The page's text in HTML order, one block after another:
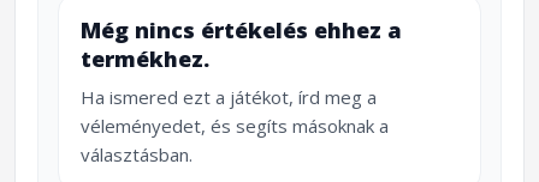
Még nincs értékelés ehhez a
termékhez.
Ha ismered ezt a játékot, írd meg a
véleményedet, és segíts másoknak a
választásban.